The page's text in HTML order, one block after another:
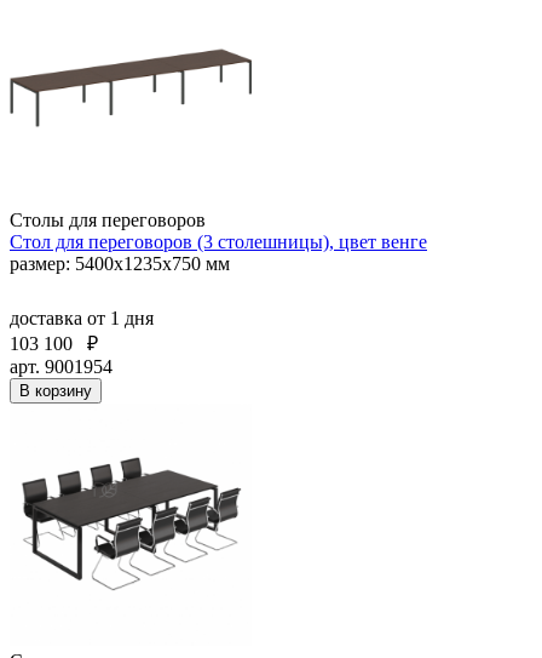
Столы для переговоров
Стол для переговоров (3 столешницы), цвет венге
размер: 5400х1235х750 мм
доставка от 1 дня
103 100
₽
арт. 9001954
В корзину